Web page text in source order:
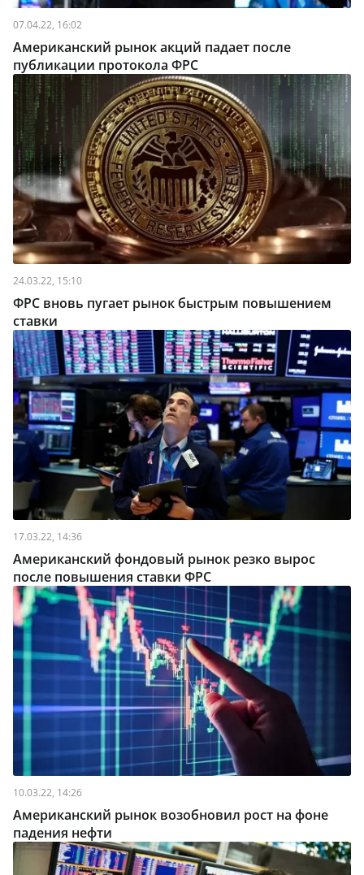
07.04.22, 16:02
Американский рынок акций падает после
публикации протокола ФРС
24.03.22, 15:10
ФРС вновь пугает рынок быстрым повышением
ставки
17.03.22, 14:36
Американский фондовый рынок резко вырос
после повышения ставки ФРС
10.03.22, 14:26
Американский рынок возобновил рост на фоне
падения нефти